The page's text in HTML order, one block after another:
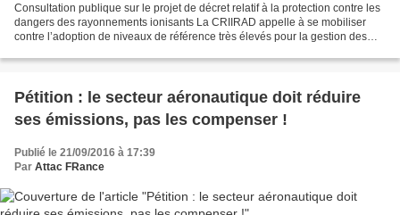
Consultation publique sur le projet de décret relatif à la protection contre les
dangers des rayonnements ionisants La CRIIRAD appelle à se mobiliser
contre l’adoption de niveaux de référence très élevés pour la gestion des
Pétition : le secteur aéronautique doit réduire
ses émissions, pas les compenser !
Publié le 21/09/2016 à 17:39
Par Attac FRance